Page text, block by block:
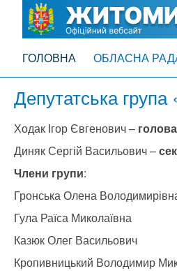
ГОЛОВНА ОБЛАСНА
Депутатська
Ходак Ігор Євгенович –
Диняк Сергій Васильович –
Члени групи:
Гронська Олена
Гула Раїса Миколаївна
Казюк Олег Васильович
Кропивницький Володимир